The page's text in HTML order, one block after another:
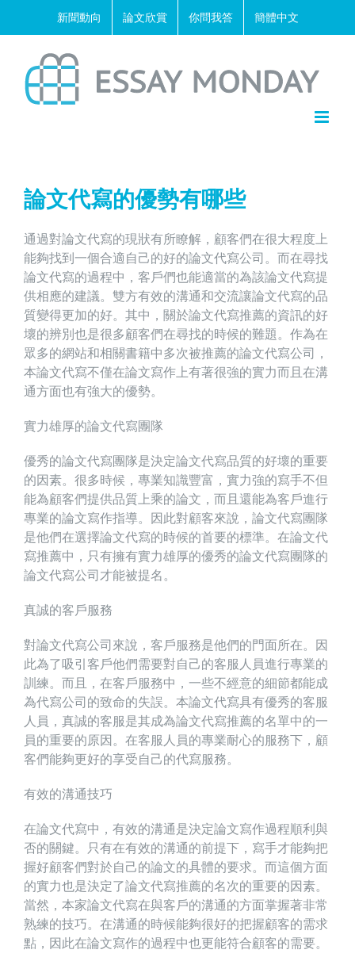
新聞動向 論文欣賞 你問我答 簡體中文
論文代寫的優勢有哪些
通過對論文代寫的現狀有所瞭解，顧客們在很大程度上
能夠找到一個合適自己的好的論文代寫公司。而在尋找
論文代寫的過程中，客戶們也能適當的為該論文代寫提
供相應的建議。雙方有效的溝通和交流讓論文代寫的品
質變得更加的好。其中，關於論文代寫推薦的資訊的好
壞的辨別也是很多顧客們在尋找的時候的難題。作為在
眾多的網站和相關書籍中多次被推薦的論文代寫公司，
本論文代寫不僅在論文寫作上有著很強的實力而且在溝
通方面也有強大的優勢。
實力雄厚的論文代寫團隊
優秀的論文代寫團隊是決定論文代寫品質的好壞的重要
的因素。很多時候，專業知識豐富，實力強的寫手不但
能為顧客們提供品質上乘的論文，而且還能為客戶進行
專業的論文寫作指導。因此對顧客來說，論文代寫團隊
是他們在選擇論文代寫的時候的首要的標準。在論文代
寫推薦中，只有擁有實力雄厚的優秀的論文代寫團隊的
論文代寫公司才能被提名。
真誠的客戶服務
對論文代寫公司來說，客戶服務是他們的門面所在。因
此為了吸引客戶他們需要對自己的客服人員進行專業的
訓練。而且，在客戶服務中，一些不經意的細節都能成
為代寫公司的致命的失誤。本論文代寫具有優秀的客服
人員，真誠的客服是其成為論文代寫推薦的名單中的一
員的重要的原因。在客服人員的專業耐心的服務下，顧
客們能夠更好的享受自己的代寫服務。
有效的溝通技巧
在論文代寫中，有效的溝通是決定論文寫作過程順利與
否的關鍵。只有在有效的溝通的前提下，寫手才能夠把
握好顧客們對於自己的論文的具體的要求。而這個方面
的實力也是決定了論文代寫推薦的名次的重要的因素。
當然，本家論文代寫在與客戶的溝通的方面掌握著非常
熟練的技巧。在溝通的時候能夠很好的把握顧客的需求
點，因此在論文寫作的過程中也更能符合顧客的需要。